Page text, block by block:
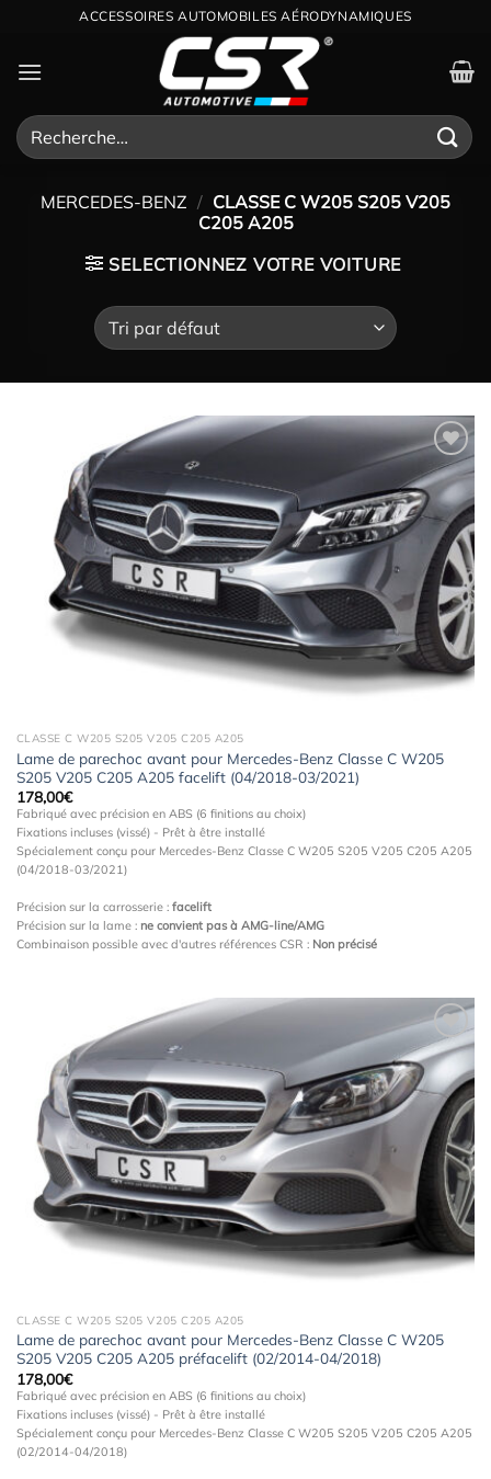
contenu
ACCESSOIRES AUTOMOBILES AÉRODYNAMIQUES
Recherche
pour :
MERCEDES-BENZ / CLASSE C W205 S205 V205
C205 A205
SELECTIONNEZ VOTRE VOITURE
Ajouter
à la
wishlist
CLASSE C W205 S205 V205 C205 A205
Lame de parechoc avant pour Mercedes-Benz Classe C W205
S205 V205 C205 A205 facelift (04/2018-03/2021)
178,00€
Fabriqué avec précision en ABS (6 finitions au choix)
Fixations incluses (vissé) - Prêt à être installé
Spécialement conçu pour Mercedes-Benz Classe C W205 S205 V205 C205 A205
(04/2018-03/2021)
Précision sur la carrosserie : facelift
Précision sur la lame : ne convient pas à AMG-line/AMG
Combinaison possible avec d'autres références CSR : Non précisé
Ajouter
à la
wishlist
CLASSE C W205 S205 V205 C205 A205
Lame de parechoc avant pour Mercedes-Benz Classe C W205
S205 V205 C205 A205 préfacelift (02/2014-04/2018)
178,00€
Fabriqué avec précision en ABS (6 finitions au choix)
Fixations incluses (vissé) - Prêt à être installé
Spécialement conçu pour Mercedes-Benz Classe C W205 S205 V205 C205 A205
(02/2014-04/2018)